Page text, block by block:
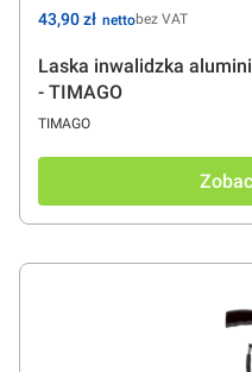
Laska inwalidzka
- TIMAGO
PRODUCENT
TIMAGO
Cena
43,90 zł bez VAT